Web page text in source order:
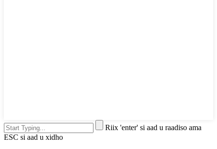
Riix 'enter' si aad u raadiso ama
ESC si aad u xidho